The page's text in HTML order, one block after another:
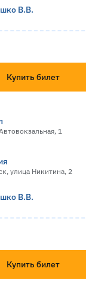
Купить билет
В.В.
1
улица Никитина, 2
Купить билет
В.В.